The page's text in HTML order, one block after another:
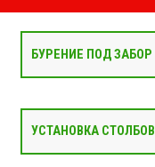
БУРЕНИЕ ПОД ЗАБОР
УСТАНОВКА СТОЛБОВ